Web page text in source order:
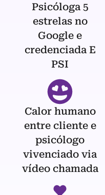
Psicóloga 5
estrelas no
Google e
credenciada E
PSI
Calor humano
entre cliente e
psicólogo
vivenciado via
vídeo chamada